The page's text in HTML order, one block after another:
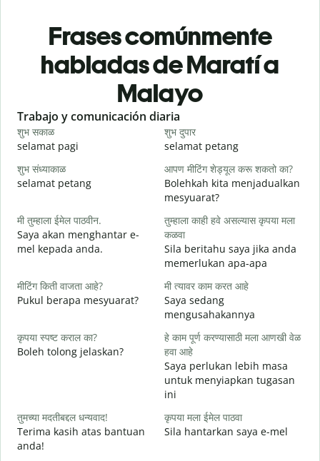
Frases comúnmente
habladas de Maratí a
Malayo
Slide 1 of 6
Trabajo y comunicación diaria
शुभ सकाळ
selamat pagi
शुभ दुपार
selamat petang
शुभ संध्याकाळ
selamat petang
आपण मीटिंग शेड्यूल करू शकतो का?
Bolehkah kita menjadualkan
mesyuarat?
मी तुम्हाला ईमेल पाठवीन.
Saya akan menghantar e-
mel kepada anda.
तुम्हाला काही हवे असल्यास कृपया मला
कळवा
Sila beritahu saya jika anda
memerlukan apa-apa
मीटिंग किती वाजता आहे?
Pukul berapa mesyuarat?
मी त्यावर काम करत आहे
Saya sedang
mengusahakannya
कृपया स्पष्ट कराल का?
Boleh tolong jelaskan?
हे काम पूर्ण करण्यासाठी मला आणखी वेळ
हवा आहे
Saya perlukan lebih masa
untuk menyiapkan tugasan
ini
तुमच्या मदतीबद्दल धन्यवाद!
Terima kasih atas bantuan
anda!
कृपया मला ईमेल पाठवा
Sila hantarkan saya e-mel